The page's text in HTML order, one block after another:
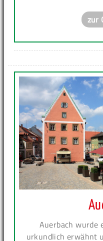
zur
Auerbach wurde
urkundlich erwähnt